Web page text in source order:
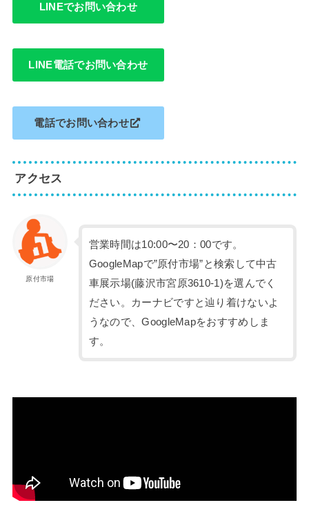
LINEでお問い合わせ
LINE電話でお問い合わせ
電話でお問い合わせ
アクセス
原付市場
営業時間は10:00〜20：00です。
GoogleMapで”原付市場”と検索して中古
車展示場(藤沢市宮原3610-1)を選んでく
ださい。カーナビですと辿り着けないよ
うなので、GoogleMapをおすすめしま
す。